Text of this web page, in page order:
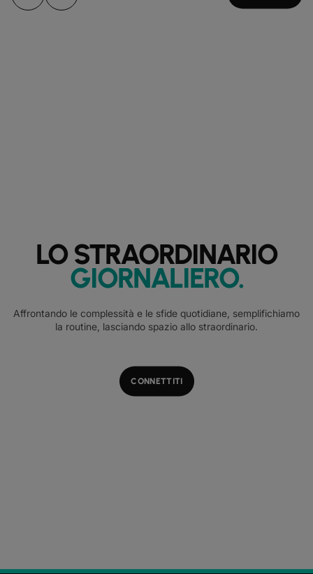
LO STRAORDINARIO
GIORNALIERO.
Affrontando le complessità e le sfide quotidiane, semplifichiamo
la routine, lasciando spazio allo straordinario.
CONNETTITI